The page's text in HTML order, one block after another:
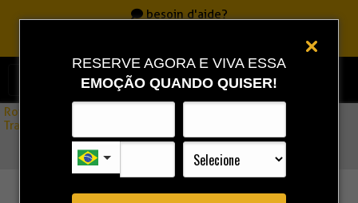
RESERVE AGORA E VIVA ESSA
EMOÇÃO QUANDO QUISER!
besoin d'aide?
Rota Combo
Transfert Parnaíba (Delta de Parnaíba)/ Tutóia – MA (régulier)